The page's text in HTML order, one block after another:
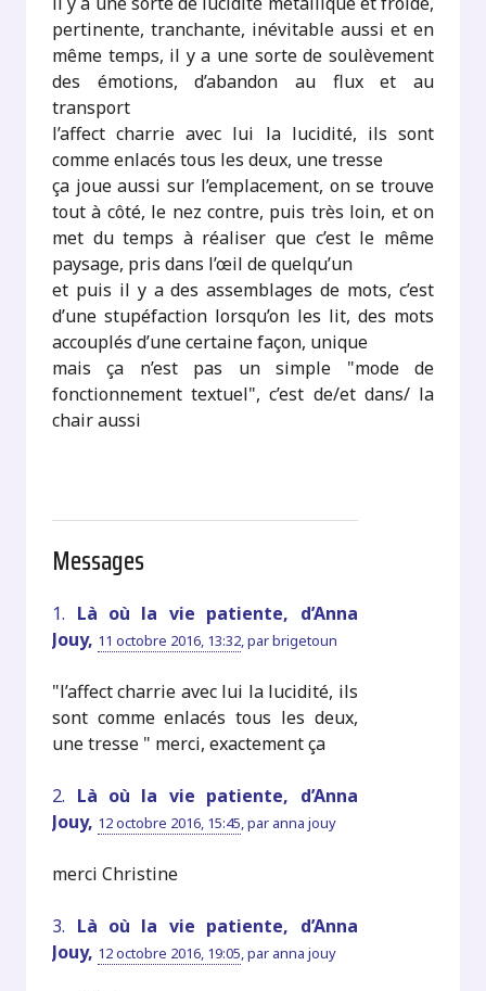
pertinente, tranchante, inévitable aussi et en
même temps, il y a une sorte de soulèvement
des émotions, d’abandon au flux et au
transport
l’affect charrie avec lui la lucidité, ils sont
comme enlacés tous les deux, une tresse
ça joue aussi sur l’emplacement, on se trouve
tout à côté, le nez contre, puis très loin, et on
met du temps à réaliser que c’est le même
paysage, pris dans l’œil de quelqu’un
et puis il y a des assemblages de mots, c’est
d’une stupéfaction lorsqu’on les lit, des mots
accouplés d’une certaine façon, unique
mais ça n’est pas un simple "mode de
fonctionnement textuel", c’est de/et dans/ la
chair aussi
Messages
1. Là où la vie patiente, d’Anna
Jouy, 11 octobre 2016, 13:32,parbrigetoun
"l’affect charrie avec lui la lucidité, ils
sont comme enlacés tous les deux,
une tresse " merci, exactement ça
2. Là où la vie patiente, d’Anna
Jouy, 12 octobre 2016, 15:45,par anna jouy
merci Christine
3. Là où la vie patiente, d’Anna
Jouy, 12 octobre 2016, 19:05,par anna jouy